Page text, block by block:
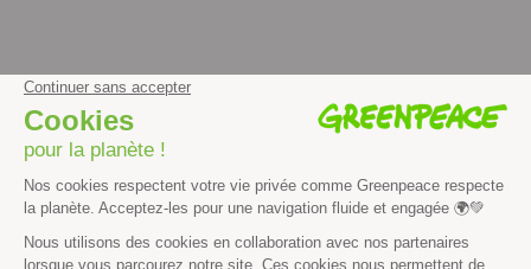
instagramyoutube
Contenus et propriété intellectuelle
Mentions légales